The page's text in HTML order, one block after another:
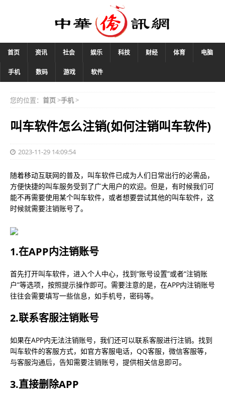
首页 资讯 社会 娱乐 科技 财经 体育 电脑
手机 数码 游戏 软件
您的位置： 首页>手机>
叫车软件怎么注销(如何注销叫车软件)
2023-11-29 14:09:54
随着移动互联网的普及，叫车软件已成为人们日常出行的必需品，
方便快捷的叫车服务受到了广大用户的欢迎。但是，有时候我们可
能不再需要使用某个叫车软件，或者想要尝试其他的叫车软件，这
时候就需要注销账号了。
1.在APP内注销账号
首先打开叫车软件，进入个人中心，找到“账号设置”或者“注销账
户”等选项，按照提示操作即可。需要注意的是，在APP内注销账号
往往会需要填写一些信息，如手机号，密码等。
2.联系客服注销账号
如果在APP内无法注销账号，我们还可以联系客服进行注销。找到
叫车软件的客服方式，如官方客服电话，QQ客服，微信客服等，
与客服沟通后，告知需要注销账号，提供相关信息即可。
3.直接删除APP